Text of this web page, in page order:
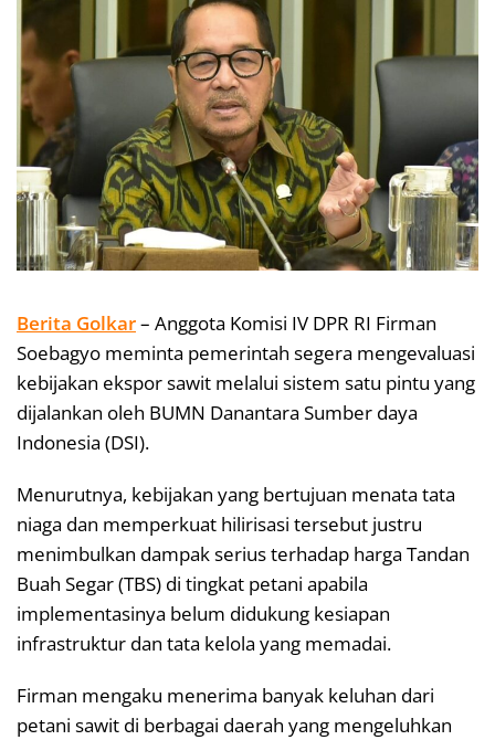
Berita Golkar– Anggota Komisi IV DPR RI Firman
Soebagyo meminta pemerintah segera mengevaluasi
kebijakan ekspor sawit melalui sistem satu pintu yang
dijalankan oleh BUMN Danantara Sumber daya
Indonesia (DSI).
Menurutnya, kebijakan yang bertujuan menata tata
niaga dan memperkuat hilirisasi tersebut justru
menimbulkan dampak serius terhadap harga Tandan
Buah Segar (TBS) di tingkat petani apabila
implementasinya belum didukung kesiapan
infrastruktur dan tata kelola yang memadai.
Firman mengaku menerima banyak keluhan dari
petani sawit di berbagai daerah yang mengeluhkan